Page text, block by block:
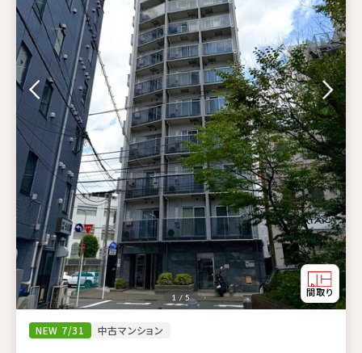
NEW 7/31 中古マンション
1 / 5